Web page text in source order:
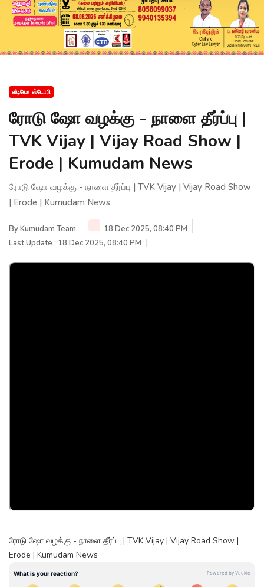
வீடியோ ஸ்டோரி
ரோடு ஷோ வழக்கு - நாளை தீர்ப்பு |
TVK Vijay | Vijay Road Show |
Erode | Kumudam News
ரோடு ஷோ வழக்கு - நாளை தீர்ப்பு | TVK Vijay | Vijay Road Show
| Erode | Kumudam News
ByKumudam Team
18 Dec 2025, 08:40 PM
Last Update : 18 Dec 2025, 08:40 PM
ரோடு ஷோ வழக்கு - நாளை தீர்ப்பு | TVK Vijay | Vijay Road Show |
Erode | Kumudam News